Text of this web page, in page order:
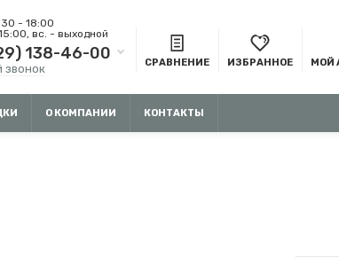
- 18:00
вс. - выходной
138-46-00
звонок СРАВНЕНИЕ ИЗБРАННОЕ МОЙ
О КОМПАНИИ КОНТАКТЫ